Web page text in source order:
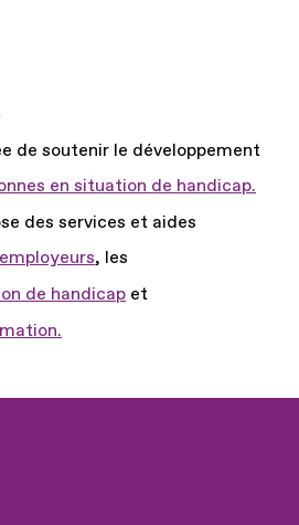
de soutenir le développement
en situation de handicap.
des services et aides
employeurs, les
de handicap et